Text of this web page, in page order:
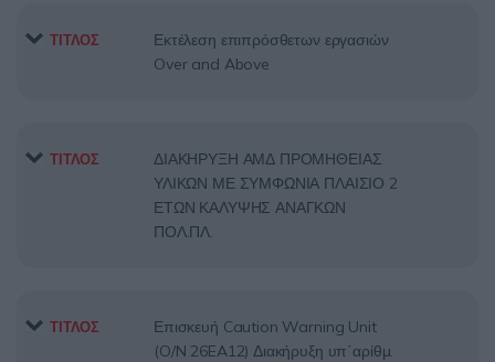
ΤΙΤΛΟΣ
Εκτέλεση επιπρόσθετων εργασιών
Over and Above
ΤΙΤΛΟΣ
ΔΙΑΚΗΡΥΞΗ ΑΜΔ ΠΡΟΜΗΘΕΙΑΣ
ΥΛΙΚΩΝ ΜΕ ΣΥΜΦΩΝΙΑ ΠΛΑΙΣΙΟ 2
ΕΤΩΝ ΚΑΛΥΨΗΣ ΑΝΑΓΚΩΝ
ΠΟΛ.ΠΛ.
ΤΙΤΛΟΣ
Επισκευή Caution Warning Unit
(O/N 26EA12) Διακήρυξη υπ΄αρίθμ.